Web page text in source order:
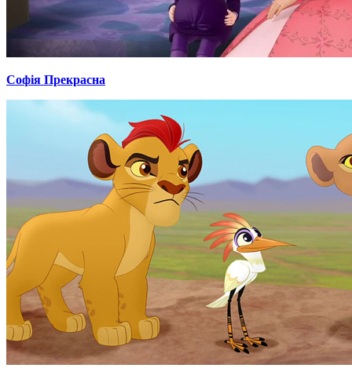
Софія Прекрасна